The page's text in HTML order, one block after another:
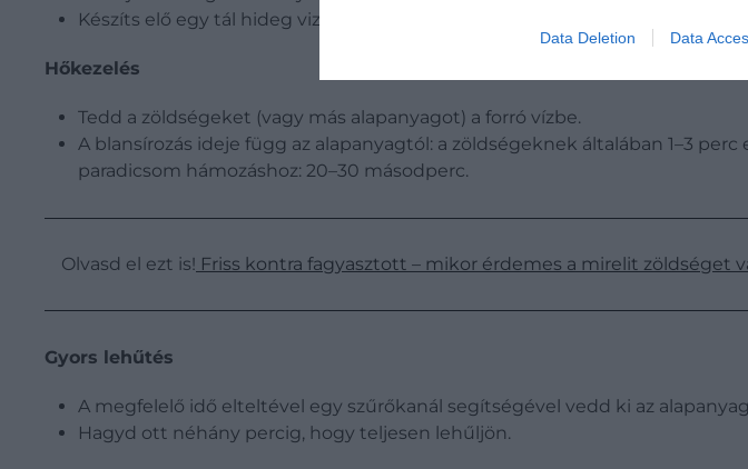
Data Deletion Data
Készíts elő egy tál hideg vizet, amelybe jeget is tehetsz. Ez a gyors
Hőkezelés
Tedd a zöldségeket (vagy más alapanyagot) a forró vízbe.
A blansírozás ideje függ az alapanyagtól: a zöldségeknek általában 1–3
paradicsom hámozáshoz: 20–30 másodperc.
Olvasd el ezt is! Friss kontra fagyasztott – mikor érdemes a mirelit zöldséget
Gyors lehűtés
A megfelelő idő elteltével egy szűrőkanál segítségével vedd ki az
Hagyd ott néhány percig, hogy teljesen lehűljön.